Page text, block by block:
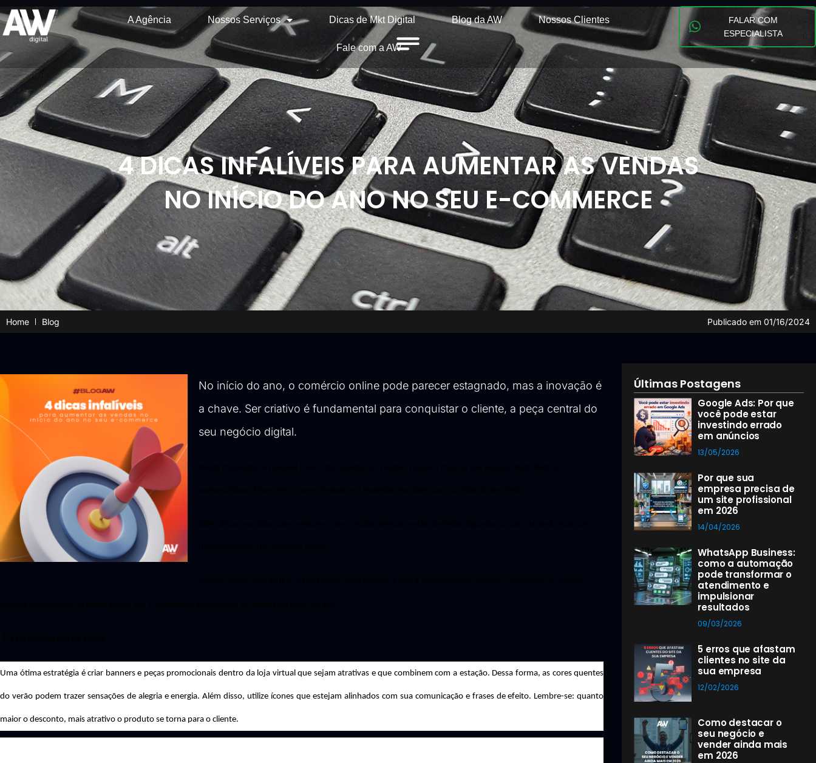
A Agência Nossos Serviços Dicas de Mkt Digital Blog da AW Nossos Clientes
Fale com a AW
FALAR COM
ESPECIALISTA
4 DICAS INFALÍVEIS PARA AUMENTAR AS VENDAS
NO INÍCIO DO ANO NO SEU E-COMMERCE
Home Blog Publicado em 01/16/2024
No início do ano, o comércio online pode parecer estagnado, mas a inovação é
a chave. Ser criativo é fundamental para conquistar o cliente, a peça central do
seu negócio digital.
Uma ótima estratégia é criar banners e peças promocionais dentro da loja virtual que sejam atrativas e que combinem com a estação. Dessa forma, as cores quentes
do verão podem trazer sensações de alegria e energia. Além disso, utilize ícones que estejam alinhados com sua comunicação e frases de efeito. Lembre-se: quanto
maior o desconto, mais atrativo o produto se torna para o cliente.
Últimas Postagens
Google Ads: Por que
você pode estar
investindo errado
em anúncios
13/05/2026
Por que sua
empresa precisa de
um site profissional
em 2026
14/04/2026
WhatsApp Business:
como a automação
pode transformar o
atendimento e
impulsionar
resultados
09/03/2026
5 erros que afastam
clientes no site da
sua empresa
12/02/2026
Como destacar o
seu negócio e
vender ainda mais
em 2026